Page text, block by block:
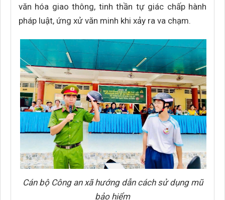
văn hóa giao thông, tinh thần tự giác chấp hành
pháp luật, ứng xử văn minh khi xảy ra va chạm.
Cán bộ Công an xã hướng dẫn cách sử dụng mũ
bảo hiểm